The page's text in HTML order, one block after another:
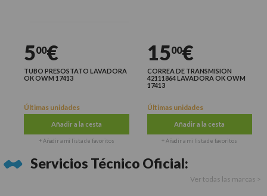
500€
TUBO PRESOSTATO LAVADORA
OK OWM 17413
Últimas unidades
Añadir a la cesta
+ Añadir a mi lista de favoritos
1500€
CORREA DE TRANSMISION
42111864 LAVADORA OK OWM
17413
Últimas unidades
Añadir a la cesta
+ Añadir a mi lista de favoritos
Servicios Técnico Oficial:
Ver todas las marcas >